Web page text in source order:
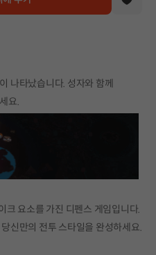
나타났습니다. 성자와 함께
요.
크 요소를 가진 디펜스 게임입니다.
신만의 전투 스타일을 완성하세요.